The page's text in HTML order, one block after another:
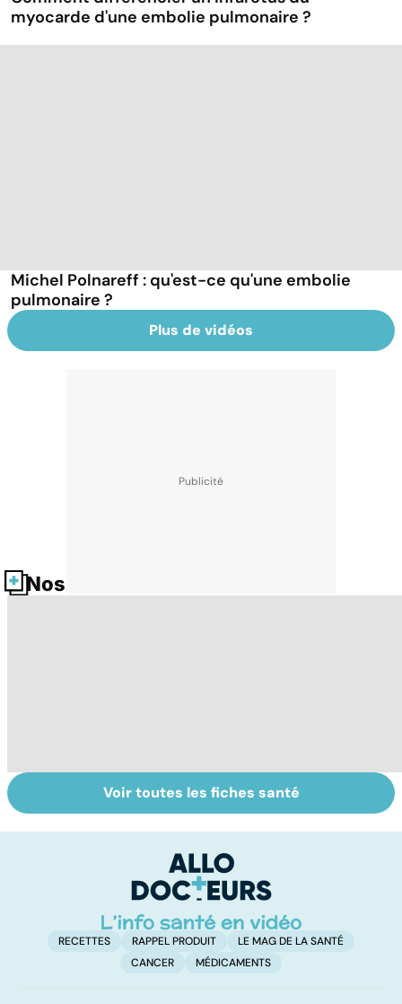
myocarde d'une embolie pulmonaire ?
Michel Polnareff : qu'est-ce qu'une embolie
pulmonaire ?
Plus de vidéos
Nos fiches santé
pulmonaire : un
À quoi servent
les
Voir toutes les fiches santé
RECETTES RAPPEL PRODUIT
LE MAG DE LA SANTÉ
CANCER
MÉDICAMENTS